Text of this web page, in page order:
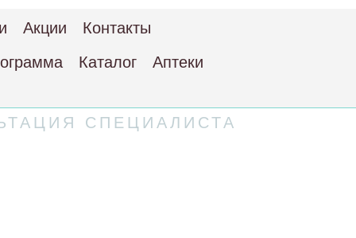
Акции
Контакты
Каталог Аптеки
СПЕЦИАЛИСТА